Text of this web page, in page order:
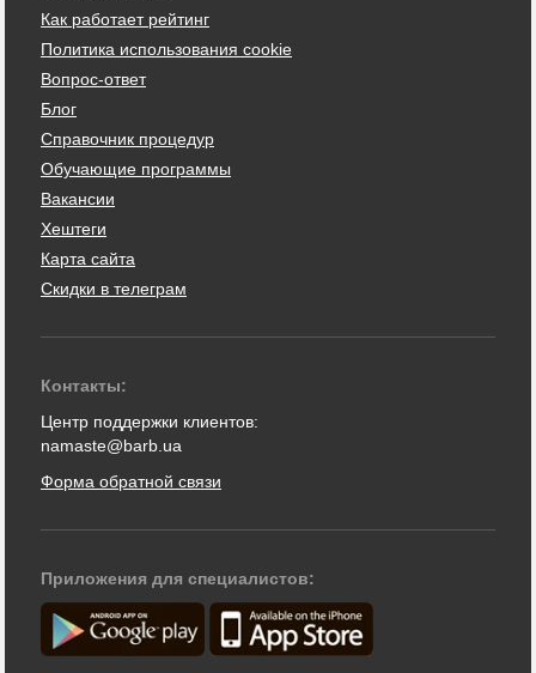
Как работает рейтинг
Политика использования cookie
Вопрос-ответ
Блог
Справочник процедур
Обучающие программы
Вакансии
Хештеги
Карта сайта
Скидки в телеграм
Контакты:
Центр поддержки клиентов:
namaste@barb.ua
Форма обратной связи
Приложения для специалистов: